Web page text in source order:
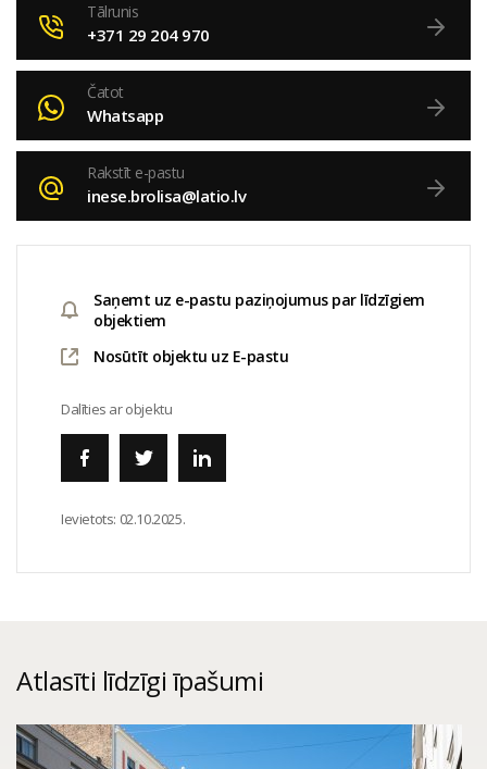
Tālrunis
+371 29 204 970
Čatot
Whatsapp
Rakstīt e-pastu
inese.brolisa@latio.lv
Saņemt uz e-pastu paziņojumus par līdzīgiem
objektiem
Nosūtīt objektu uz E-pastu
Dalīties ar objektu
Ievietots: 02.10.2025.
Atlasīti līdzīgi īpašumi